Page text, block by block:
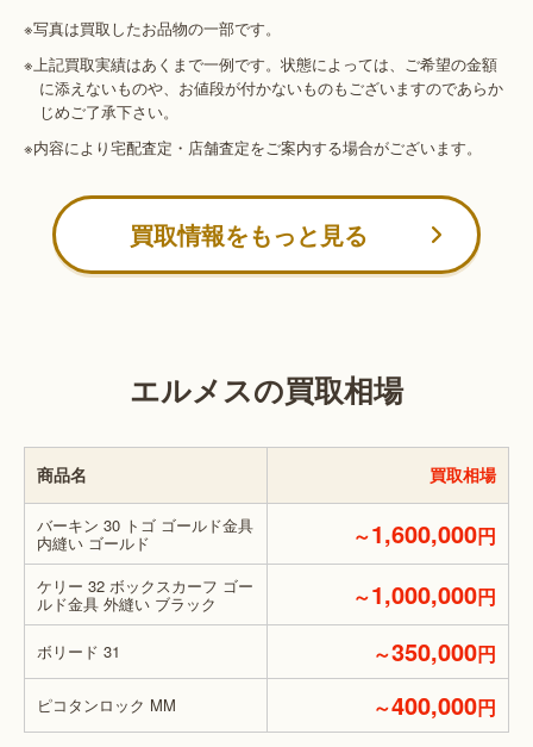
※写真は買取したお品物の一部です。
※上記買取実績はあくまで一例です。状態によっては、ご希望の金額
に添えないものや、お値段が付かないものもございますのであらか
じめご了承下さい。
※内容により宅配査定・店舗査定をご案内する場合がございます。
買取情報をもっと見る
エルメスの買取相場
商品名 買取相場
バーキン 30 トゴ ゴールド金具
内縫い ゴールド ～1,600,000円
ケリー 32 ボックスカーフ ゴー
ルド金具 外縫い ブラック ～1,000,000円
ボリード 31 ～350,000円
ピコタンロック MM ～400,000円